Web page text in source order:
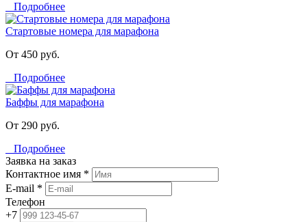
Подробнее
Стартовые номера для марафона
От 450 руб.
Подробнее
Баффы для марафона
От 290 руб.
Подробнее
Заявка на заказ
Контактное имя *
E-mail *
Телефон
+7